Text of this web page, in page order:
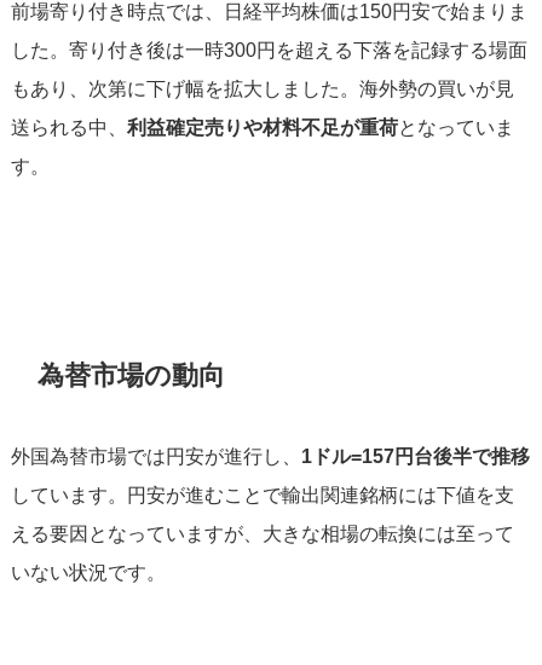
前場寄り付き時点では、日経平均株価は150円安で始まりま
した。寄り付き後は一時300円を超える下落を記録する場面
もあり、次第に下げ幅を拡大しました。海外勢の買いが見
送られる中、 利益確定売りや材料不足が重荷となっていま
す。
為替市場の動向
外国為替市場では円安が進行し、 1ドル=157円台後半で推移
しています。円安が進むことで輸出関連銘柄には下値を支
える要因となっていますが、大きな相場の転換には至って
いない状況です。